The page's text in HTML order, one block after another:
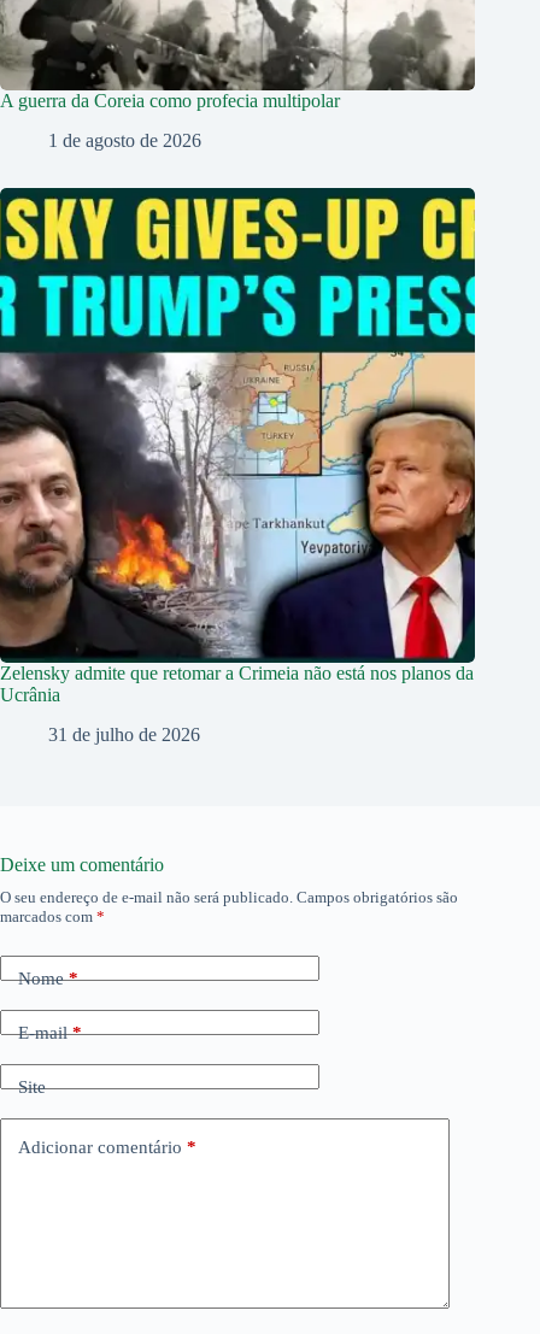
A guerra da Coreia como profecia multipolar
1 de agosto de 2026
Zelensky admite que retomar a Crimeia não está nos planos da
Ucrânia
31 de julho de 2026
Deixe um comentário
O seu endereço de e-mail não será publicado. Campos obrigatórios são
marcados com *
Nome*
E-mail*
Site
Adicionar comentário *